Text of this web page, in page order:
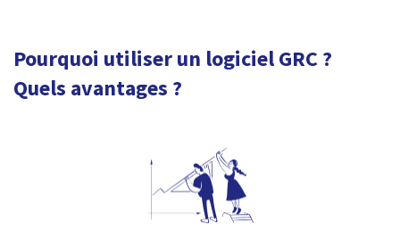
Pourquoi utiliser un logiciel GRC ?
Quels avantages ?